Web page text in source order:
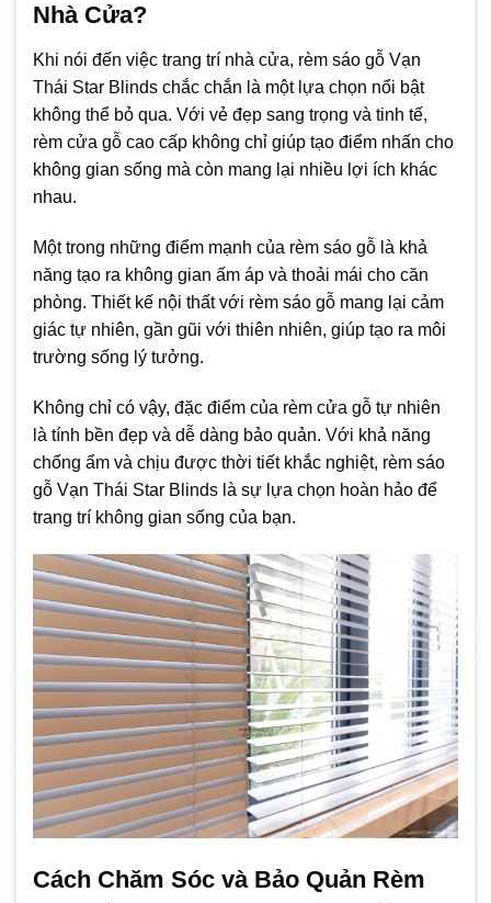
Nhà Cửa?
Khi nói đến việc trang trí nhà cửa, rèm sáo gỗ Vạn
Thái Star Blinds chắc chắn là một lựa chọn nổi bật
không thể bỏ qua. Với vẻ đẹp sang trọng và tinh tế,
rèm cửa gỗ cao cấp không chỉ giúp tạo điểm nhấn cho
không gian sống mà còn mang lại nhiều lợi ích khác
nhau.
Một trong những điểm mạnh của rèm sáo gỗ là khả
năng tạo ra không gian ấm áp và thoải mái cho căn
phòng. Thiết kế nội thất với rèm sáo gỗ mang lại cảm
giác tự nhiên, gần gũi với thiên nhiên, giúp tạo ra môi
trường sống lý tưởng.
Không chỉ có vậy, đặc điểm của rèm cửa gỗ tự nhiên
là tính bền đẹp và dễ dàng bảo quản. Với khả năng
chống ẩm và chịu được thời tiết khắc nghiệt, rèm sáo
gỗ Vạn Thái Star Blinds là sự lựa chọn hoàn hảo để
trang trí không gian sống của bạn.
Cách Chăm Sóc và Bảo Quản Rèm